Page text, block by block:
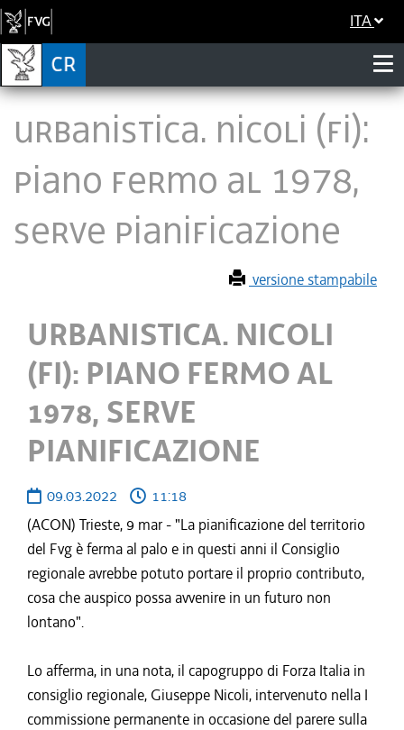
ITA
URBANISTICA. NICOLI (FI):
PIANO FERMO AL 1978,
SERVE PIANIFICAZIONE
versione stampabile
URBANISTICA. NICOLI
(FI): PIANO FERMO AL
1978, SERVE
PIANIFICAZIONE
09.03.2022
11:18
(ACON) Trieste, 9 mar - "La pianificazione del territorio
del Fvg è ferma al palo e in questi anni il Consiglio
regionale avrebbe potuto portare il proprio contributo,
cosa che auspico possa avvenire in un futuro non
lontano".
Lo afferma, in una nota, il capogruppo di Forza Italia in
consiglio regionale, Giuseppe Nicoli, intervenuto nella I
commissione permanente in occasione del parere sulla